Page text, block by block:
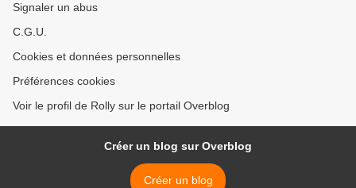
Signaler un abus
C.G.U.
Cookies et données personnelles
Préférences cookies
Voir le profil de Rolly sur le portail Overblog
Créer un blog sur Overblog
Créer un blog